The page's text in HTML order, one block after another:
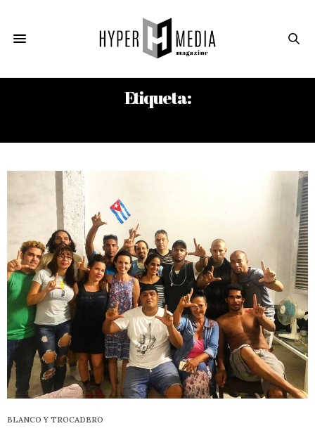
Etiqueta:
BLANCO Y TROCADERO